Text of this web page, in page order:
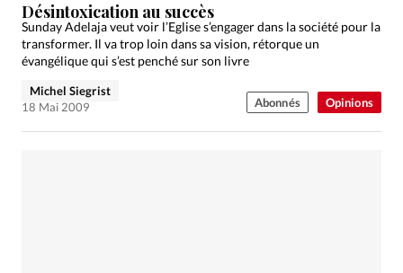
Opinions
Désintoxication au succès
Sunday Adelaja veut voir l’Eglise s’engager dans la société pour la
transformer. Il va trop loin dans sa vision, rétorque un
évangélique qui s’est penché sur son livre
Michel Siegrist
18 Mai 2009
Abonnés